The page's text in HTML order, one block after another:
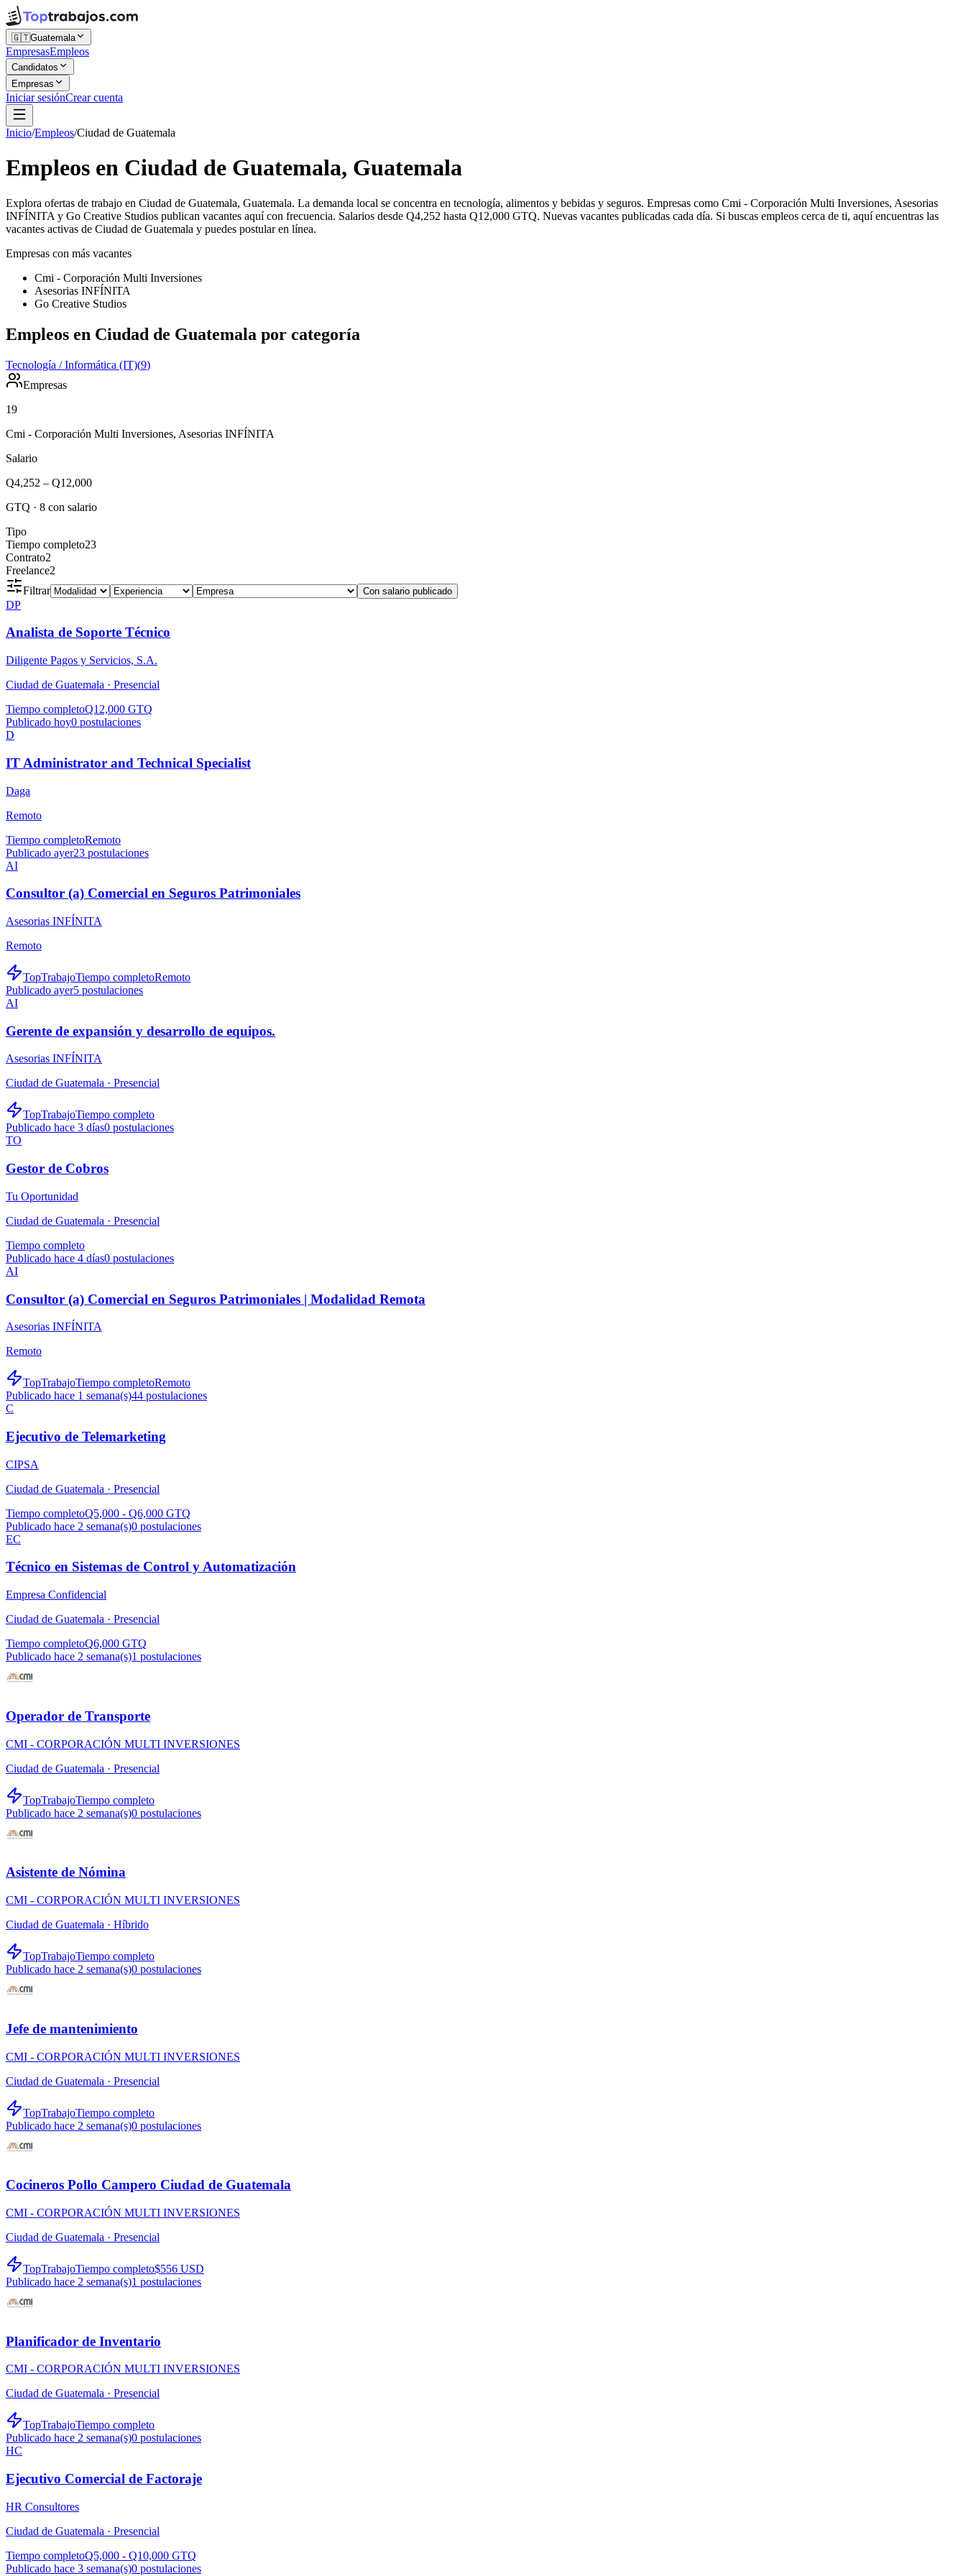
🇬🇹Guatemala
EmpresasEmpleos
Candidatos
Empresas
Iniciar sesiónCrear cuenta
Inicio/Empleos/Ciudad de Guatemala
Empleos en Ciudad de Guatemala, Guatemala
Explora ofertas de trabajo en Ciudad de Guatemala, Guatemala. La demanda local se concentra en tecnología, alimentos y bebidas y seguros. Empresas como Cmi - Corporación Multi Inversiones, Asesorias
INFÍNITA y Go Creative Studios publican vacantes aquí con frecuencia. Salarios desde Q4,252 hasta Q12,000 GTQ. Nuevas vacantes publicadas cada día. Si buscas empleos cerca de ti, aquí encuentras las
vacantes activas de Ciudad de Guatemala y puedes postular en línea.
Empresas con más vacantes
Cmi - Corporación Multi Inversiones
Asesorias INFÍNITA
Go Creative Studios
Empleos en Ciudad de Guatemala por categoría
Tecnología / Informática (IT)(9)
Empresas
19
Cmi - Corporación Multi Inversiones, Asesorias INFÍNITA
Salario
Q4,252 – Q12,000
GTQ · 8 con salario
Tipo
Tiempo completo23
Contrato2
Freelance2
Filtrar
Con salario publicado
DP
Analista de Soporte Técnico
Diligente Pagos y Servicios, S.A.
Ciudad de Guatemala · Presencial
Tiempo completoQ12,000 GTQ
Publicado hoy0 postulaciones
D
IT Administrator and Technical Specialist
Daga
Remoto
Tiempo completoRemoto
Publicado ayer23 postulaciones
AI
Consultor (a) Comercial en Seguros Patrimoniales
Asesorias INFÍNITA
Remoto
TopTrabajoTiempo completoRemoto
Publicado ayer5 postulaciones
AI
Gerente de expansión y desarrollo de equipos.
Asesorias INFÍNITA
Ciudad de Guatemala · Presencial
TopTrabajoTiempo completo
Publicado hace 3 días0 postulaciones
TO
Gestor de Cobros
Tu Oportunidad
Ciudad de Guatemala · Presencial
Tiempo completo
Publicado hace 4 días0 postulaciones
AI
Consultor (a) Comercial en Seguros Patrimoniales | Modalidad Remota
Asesorias INFÍNITA
Remoto
TopTrabajoTiempo completoRemoto
Publicado hace 1 semana(s)44 postulaciones
C
Ejecutivo de Telemarketing
CIPSA
Ciudad de Guatemala · Presencial
Tiempo completoQ5,000 - Q6,000 GTQ
Publicado hace 2 semana(s)0 postulaciones
EC
Técnico en Sistemas de Control y Automatización
Empresa Confidencial
Ciudad de Guatemala · Presencial
Tiempo completoQ6,000 GTQ
Publicado hace 2 semana(s)1 postulaciones
Operador de Transporte
CMI - CORPORACIÓN MULTI INVERSIONES
Ciudad de Guatemala · Presencial
TopTrabajoTiempo completo
Publicado hace 2 semana(s)0 postulaciones
Asistente de Nómina
CMI - CORPORACIÓN MULTI INVERSIONES
Ciudad de Guatemala · Híbrido
TopTrabajoTiempo completo
Publicado hace 2 semana(s)0 postulaciones
Jefe de mantenimiento
CMI - CORPORACIÓN MULTI INVERSIONES
Ciudad de Guatemala · Presencial
TopTrabajoTiempo completo
Publicado hace 2 semana(s)0 postulaciones
Cocineros Pollo Campero Ciudad de Guatemala
CMI - CORPORACIÓN MULTI INVERSIONES
Ciudad de Guatemala · Presencial
TopTrabajoTiempo completo$556 USD
Publicado hace 2 semana(s)1 postulaciones
Planificador de Inventario
CMI - CORPORACIÓN MULTI INVERSIONES
Ciudad de Guatemala · Presencial
TopTrabajoTiempo completo
Publicado hace 2 semana(s)0 postulaciones
HC
Ejecutivo Comercial de Factoraje
HR Consultores
Ciudad de Guatemala · Presencial
Tiempo completoQ5,000 - Q10,000 GTQ
Publicado hace 3 semana(s)0 postulaciones